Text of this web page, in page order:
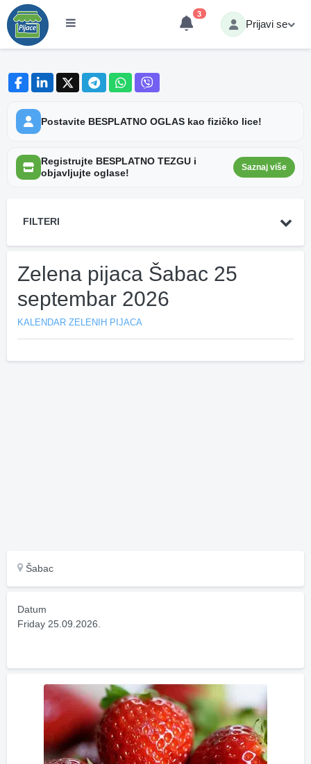
3
Prijavi se
Postavite BESPLATNO OGLAS kao fizičko lice!
Registrujte BESPLATNO TEZGU i
objavljujte oglase!
Saznaj više
FILTERI
Zelena pijaca Šabac 25
septembar 2026
KALENDAR ZELENIH PIJACA
Šabac
Datum
Friday 25.09.2026.